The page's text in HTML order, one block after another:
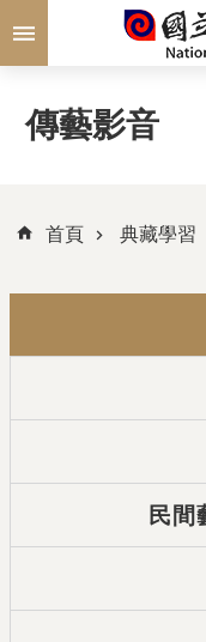
跳到主要內容區塊
傳藝影音
首頁 典藏學習
民間